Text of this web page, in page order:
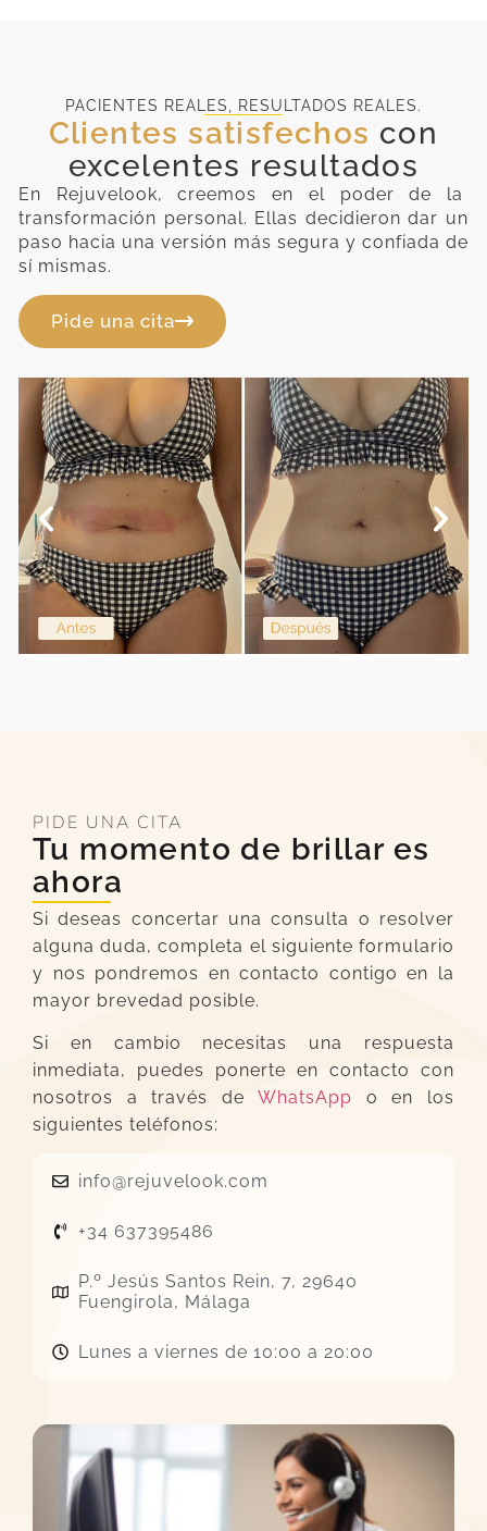
PACIENTES REALES, RESULTADOS REALES.
Clientes satisfechos con
excelentes resultados
En Rejuvelook, creemos en el poder de la
transformación personal. Ellas decidieron dar un
paso hacia una versión más segura y confiada de
sí mismas.
Pide una cita
PIDE UNA CITA
Tu momento de brillar es
ahora
Si deseas concertar una consulta o resolver
alguna duda, completa el siguiente formulario
y nos pondremos en contacto contigo en la
mayor brevedad posible.
Si en cambio necesitas una respuesta
inmediata, puedes ponerte en contacto con
nosotros a través deWhatsApp o en los
siguientes teléfonos:
info@rejuvelook.com
+34 637395486
P.º Jesús Santos Rein, 7, 29640
Fuengirola, Málaga
Lunes a viernes de 10:00 a 20:00